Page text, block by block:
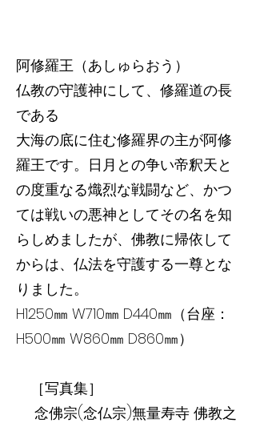
阿修羅王（あしゅらおう）
仏教の守護神にして、修羅道の長
である
大海の底に住む修羅界の主が阿修
羅王です。日月との争い帝釈天と
の度重なる熾烈な戦闘など、かつ
ては戦いの悪神としてその名を知
らしめましたが、佛教に帰依して
からは、仏法を守護する一尊とな
りました。
H1250㎜ W710㎜ D440㎜（台座：
H500㎜ W860㎜ D860㎜）
［写真集］
念佛宗(念仏宗)無量寿寺 佛教之